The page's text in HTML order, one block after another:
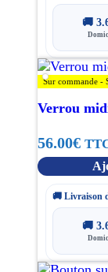
🚚
Sur commande -
Verrou
56.00€
🚚 Livraison
🚚